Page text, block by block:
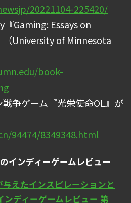
20221104-225420/
Gaming: Essays on
University of Minnesota
book-
争ゲーム『光栄使命OL』が
94474/8349348.html
インディーゲームレビュー
えたインスピレーションと
ンディーゲームレビュー 第